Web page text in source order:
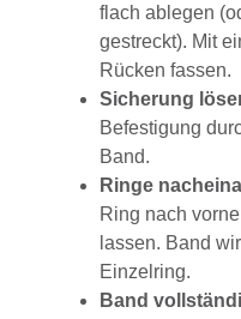
flach ablegen
gestreckt). Mit
Rücken fassen.
Sicherung
Befestigung
Band.
Ringe
Ring nach
lassen. Band
Einzelring.
Band